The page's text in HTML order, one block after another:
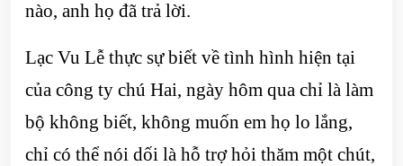
nào, anh họ đã trả lời.
Lạc Vu Lễ thực sự biết về tình hình hiện tại
của công ty chú Hai, ngày hôm qua chỉ là làm
bộ không biết, không muốn em họ lo lắng,
chỉ có thể nói dối là hỗ trợ hỏi thăm một chút,